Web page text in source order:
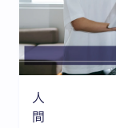
人
間